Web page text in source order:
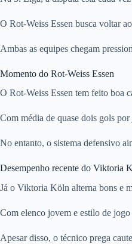
O Rot-Weiss Essen busca voltar
Ambas as equipes chegam
Momento do Rot-Weiss Essen
O Rot-Weiss Essen tem feito boa
Com média de quase dois gols
No entanto, o sistema defensivo
Desempenho recente do Viktoria
Já o Viktoria Köln alterna bons e
Com elenco jovem e estilo de
Apesar disso, o técnico prega